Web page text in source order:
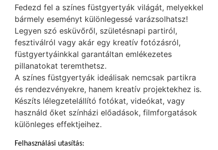
Fedezd fel a színes füstgyertyák világát, melyekkel
bármely eseményt különlegessé varázsolhatsz!
Legyen szó esküvőről, születésnapi partiról,
fesztiválról vagy akár egy kreatív fotózásról,
füstgyertyáinkkal garantáltan emlékezetes
pillanatokat teremthetsz.
A színes füstgyertyák ideálisak nemcsak partikra
és rendezvényekre, hanem kreatív projektekhez is.
Készíts lélegzetelállító fotókat, videókat, vagy
használd őket színházi előadások, filmforgatások
különleges effektjeihez.
Felhasználási utasítás: